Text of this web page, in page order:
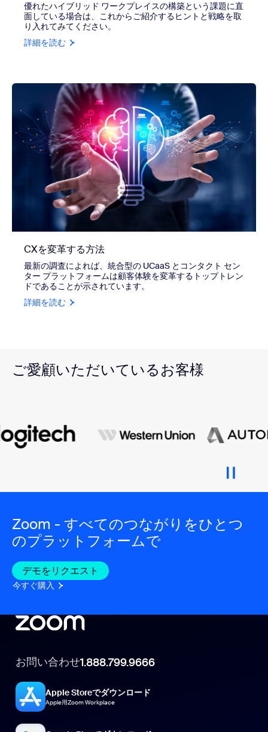
優れたハイブリッド ワークプレイスの構築という課題に直
面している場合は、これからご紹介するヒントと戦略を取
り入れてみてください。
詳細を読む
CXを変革する方法
最新の調査によれば、統合型の UCaaS とコンタクト セン
ター プラットフォームは顧客体験を変革するトップトレン
ドであることが示されています。
詳細を読む
ご愛顧いただいているお客様
Zoom - すべてのつながりをひとつ
のプラットフォームで
デモをリクエスト
今すぐ購入
お問い合わせ1.888.799.9666
Apple Storeでダウンロード
Apple用Zoom Workplace